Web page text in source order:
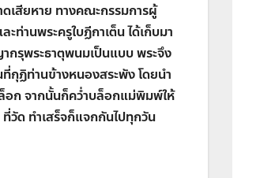
เสียหาย ทางคณะกรรมการผู้
ท่านพระครูใบฏีกาเต็น ได้เก็บมา
กรุพระธาตุพนมเป็นแบบ พระจึง
กุฏิท่านข้างหนองสระพัง โดยนำ
ล็อก จากนั้นก็คว่ำบล็อกแม่พิมพ์ให้
วัด ทำเสร็จก็แจกกันไปทุกวัน